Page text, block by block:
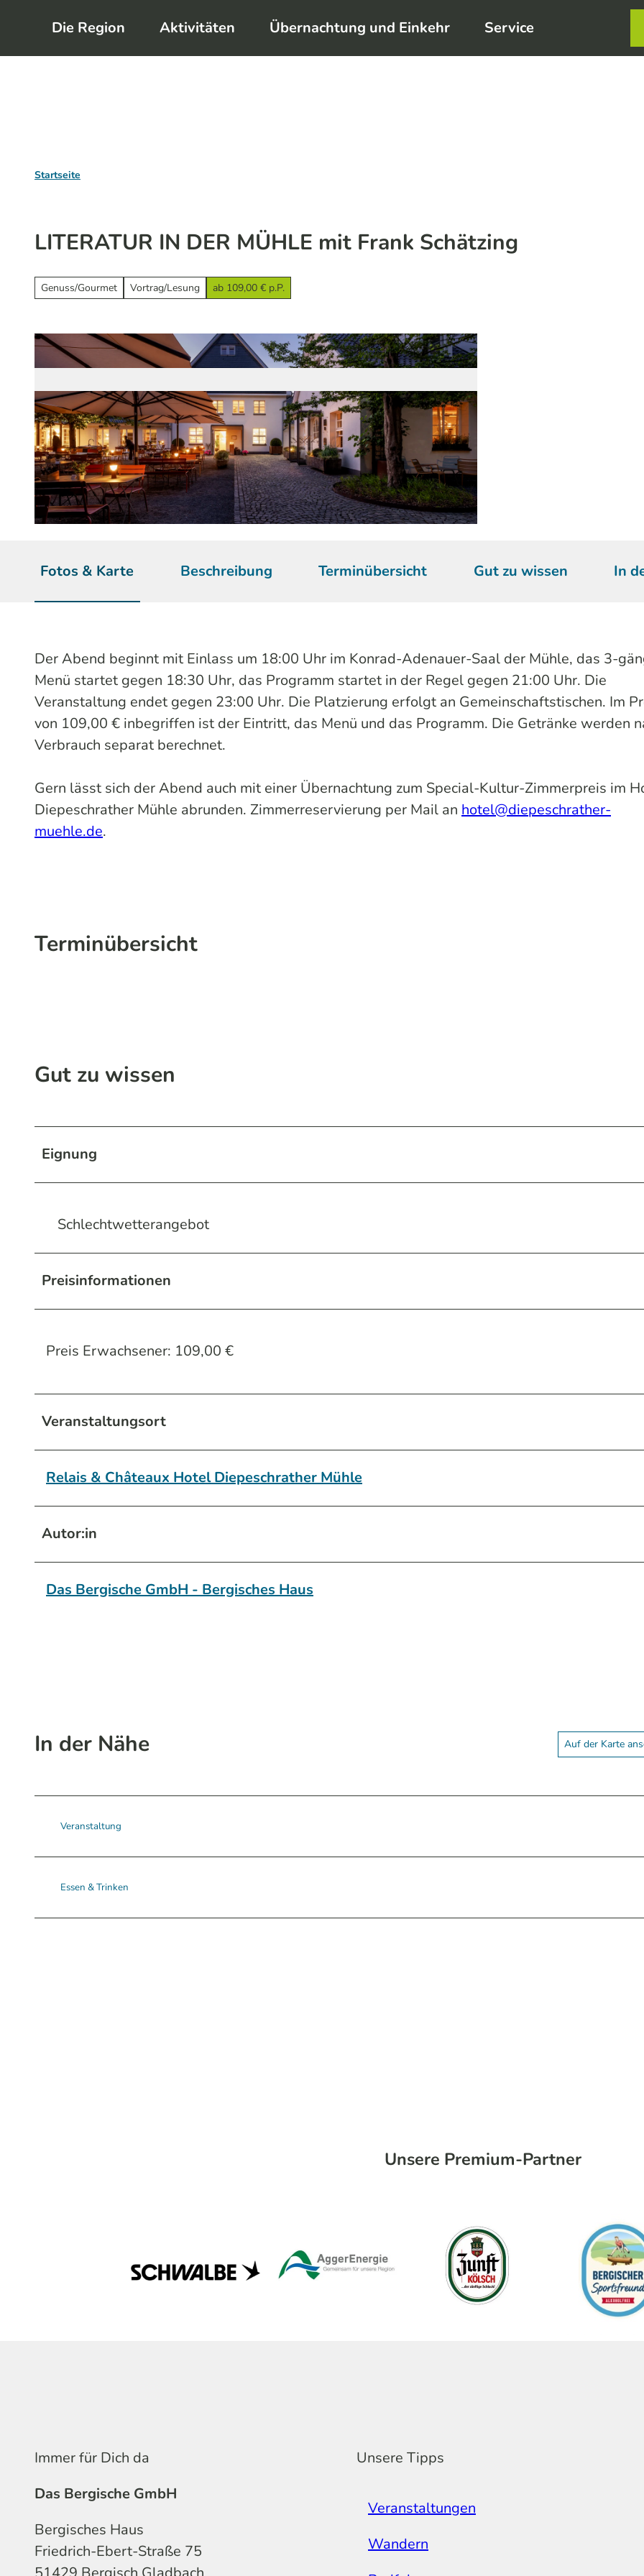
m
Die Region Aktivitäten Übernachtung und Einkehr Service
Startseite
LITERATUR IN DER MÜHLE mit Frank Schätzing
Genuss/Gourmet Vortrag/Lesung ab 109,00 € p.P.
Fotos & Karte Beschreibung Terminübersicht Gut zu wissen In
Der Abend beginnt mit Einlass um 18:00 Uhr im Konrad-Adenauer-Saal der Mühle, das 3-
Menü startet gegen 18:30 Uhr, das Programm startet in der Regel gegen 21:00 Uhr. Die
Veranstaltung endet gegen 23:00 Uhr. Die Platzierung erfolgt an Gemeinschaftstischen. Im
von 109,00 € inbegriffen ist der Eintritt, das Menü und das Programm. Die Getränke werden
Verbrauch separat berechnet.
Gern lässt sich der Abend auch mit einer Übernachtung zum Special-Kultur-Zimmerpreis im
Diepeschrather Mühle abrunden. Zimmerreservierung per Mail an hotel@diepeschrather-
muehle.de.
Terminübersicht
Gut zu wissen
Eignung
Schlechtwetterangebot
Preisinformationen
Preis Erwachsener: 109,00 €
Veranstaltungsort
Relais & Châteaux Hotel Diepeschrather Mühle
Autor:in
Das Bergische GmbH - Bergisches Haus
In der Nähe Auf der Karte
Veranstaltung
Essen & Trinken
Unsere Premium-Partner
Immer für Dich da
Das Bergische GmbH
Bergisches Haus
Friedrich-Ebert-Straße 75
Unsere Tipps
Veranstaltungen
Wandern